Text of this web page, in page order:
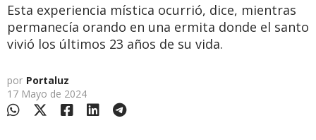
Esta experiencia mística ocurrió, dice, mientras
permanecía orando en una ermita donde el santo
vivió los últimos 23 años de su vida.
por Portaluz
17 Mayo de 2024